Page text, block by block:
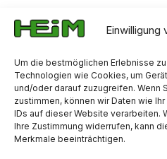
Einwilligung
Um die bestmöglichen Erlebnisse
Technologien wie Cookies, um
und/oder darauf zuzugreifen. Wenn
zustimmen, können wir Daten wie
IDs auf dieser Website verarbeiten.
Ihre Zustimmung widerrufen, kann
Merkmale beeinträchtigen.